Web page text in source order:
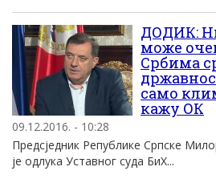
ДОДИК:
може
Србима
само
кажу ОК
09.12.2016. - 10:28
Предсједник Републике Српске
је одлука Уставног суда БиХ...